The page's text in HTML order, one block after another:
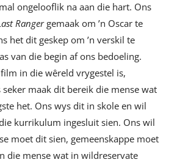
ongelooflik na aan die hart. Ons
Rangergemaak om ’n Oscar te
het dit geskep om ’n verskil te
van die begin af ons bedoeling.
in die wêreld vrygestel is,
maak dit bereik die mense wat
het. Ons wys dit in skole en wil
kurrikulum ingesluit sien. Ons wil
moet dit sien, gemeenskappe moet
die mense wat in wildreservate